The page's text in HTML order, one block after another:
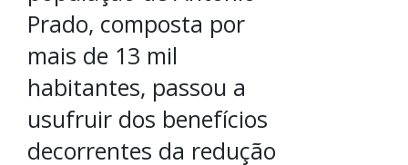
Prado, composta por
mais de 13 mil
habitantes, passou a
usufruir dos benefícios
decorrentes da redução